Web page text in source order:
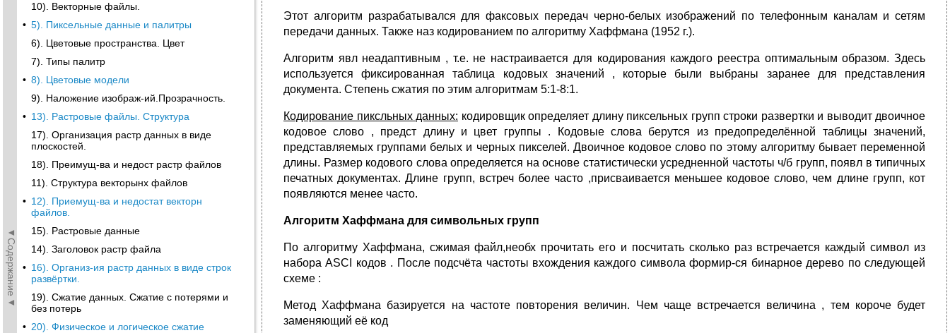
◄Содержание◄
10). Векторные файлы.
• 5). Пиксельные данные и палитры
6). Цветовые пространства. Цвет
7). Типы палитр
• 8). Цветовые модели
9). Наложение изображ-ий.Прозрачность.
• 13). Растровые файлы. Структура
17). Организация растр данных в виде
плоскостей.
18). Преимущ-ва и недост растр файлов
11). Структура векторынх файлов
• 12). Приемущ-ва и недостат векторн
файлов.
15). Растровые данные
14). Заголовок растр файла
• 16). Организ-ия растр данных в виде строк
развёртки.
19). Сжатие данных. Сжатие с потерями и
без потерь
• 20). Физическое и логическое сжатие
Этот алгоритм разрабатывался для факсовых передач черно-белых изображений по телефонным каналам и сетям
передачи данных. Также наз кодированием по алгоритму Хаффмана (1952 г.).
Алгоритм явл неадаптивным , т.е. не настраивается для кодирования каждого реестра оптимальным образом. Здесь
используется фиксированная таблица кодовых значений , которые были выбраны заранее для представления
документа. Степень сжатия по этим алгоритмам 5:1-8:1.
Кодирование пиксльных данных: кодировщик определяет длину пиксельных групп строки развертки и выводит двоичное
кодовое слово , предст длину и цвет группы . Кодовые слова берутся из предопределённой таблицы значений,
представляемых группами белых и черных пикселей. Двоичное кодовое слово по этому алгоритму бывает переменной
длины. Размер кодового слова определяется на основе статистически усредненной частоты ч/б групп, появл в типичных
печатных документах. Длине групп, встреч более часто ,присваивается меньшее кодовое слово, чем длине групп, кот
появляются менее часто.
Алгоритм Хаффмана для символьных групп
По алгоритму Хаффмана, сжимая файл,необх прочитать его и посчитать сколько раз встречается каждый символ из
набора ASCI кодов . После подсчёта частоты вхождения каждого символа формир-ся бинарное дерево по следующей
схеме :
Метод Хаффмана базируется на частоте повторения величин. Чем чаще встречается величина , тем короче будет
заменяющий её код